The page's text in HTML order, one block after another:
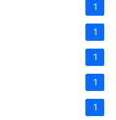
1
1
1
1
1